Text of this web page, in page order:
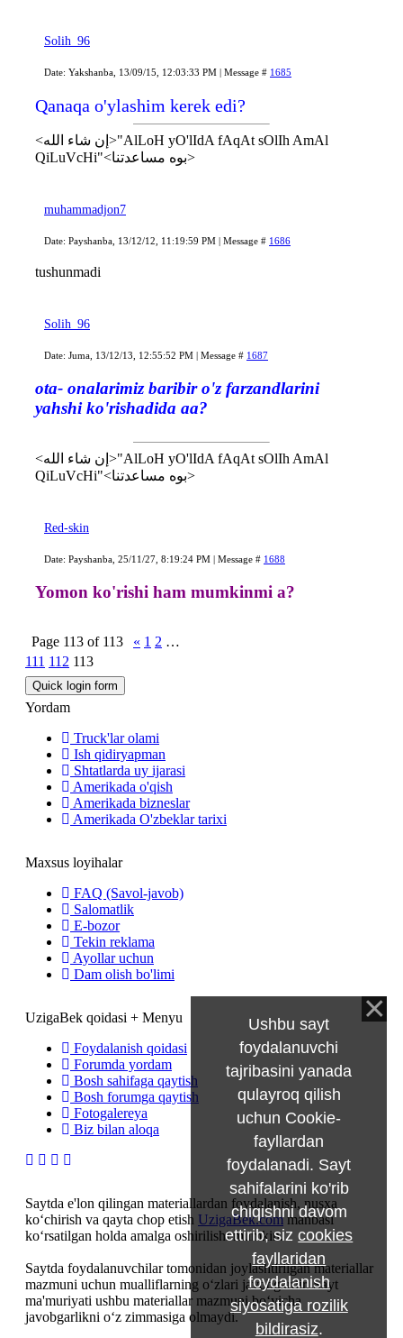
Solih_96
Date: Yakshanba, 13/09/15, 12:03:33 PM | Message # 1685
Qanaqa o'ylashim kerek edi?
<إن شاء الله>"AlLoH yO'lIdA fAqAt sOlIh AmAl
QiLuVcHi"<بوه مساعدتنا>
muhammadjon7
Date: Payshanba, 13/12/12, 11:19:59 PM | Message # 1686
tushunmadi
Solih_96
Date: Juma, 13/12/13, 12:55:52 PM | Message # 1687
ota- onalarimiz baribir o'z farzandlarini
yahshi ko'rishadida aa?
<إن شاء الله>"AlLoH yO'lIdA fAqAt sOlIh AmAl
QiLuVcHi"<بوه مساعدتنا>
Red-skin
Date: Payshanba, 25/11/27, 8:19:24 PM | Message # 1688
Yomon ko'rishi ham mumkinmi a?
Page 113 of 113 « 1 2 …
111 112 113
Yordam
Truck'lar olami
Ish qidiryapman
Shtatlarda uy ijarasi
Amerikada o'qish
Amerikada bizneslar
Amerikada O'zbeklar tarixi
Maxsus loyihalar
FAQ (Savol-javob)
Salomatlik
E-bozor
Tekin reklama
Ayollar uchun
Dam olish bo'limi
UzigaBek qoidasi + Menyu
Foydalanish qoidasi
Forumda yordam
Bosh sahifaga qaytish
Bosh forumga qaytish
Fotogalereya
Biz bilan aloqa
Saytda e'lon qilingan materiallardan foydalanish, nusxa
ko‘chirish va qayta chop etish UzigaBek.commanbasi
ko‘rsatilgan holda amalga oshirilishi mumkin.
Saytda foydalanuvchilar tomonidan joylashtirilgan materiallar
mazmuni uchun mualliflarning o‘zlari javobgardir. Sayt
ma'muriyati ushbu materiallar mazmuni bo‘yicha
javobgarlikni o‘z zimmasiga olmaydi.
Ushbu sayt
foydalanuvchi
tajribasini yanada
qulayroq qilish
uchun Cookie-
fayllardan
foydalanadi. Sayt
sahifalarini ko'rib
chiqishni davom
ettirib, sizcookies
fayllaridan
foydalanish
siyosatiga rozilik
bildirasiz.